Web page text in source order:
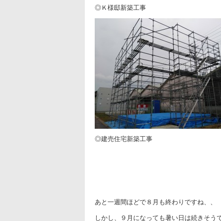
◎Ｋ様邸新築工事
◎建売住宅新築工事
あと一週間ほどで８月も終わりですね、、
しかし、９月になっても暑い日は続きそう